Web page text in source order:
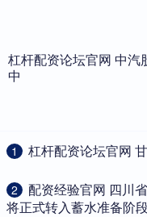
杠杆配资论坛官网 中汽
中
1 杠杆配资论坛官网
2
配资经验官网 四川
将正式转入蓄水准备阶